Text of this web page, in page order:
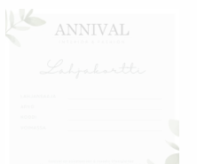
KATSO PIKANÄKYMÄ